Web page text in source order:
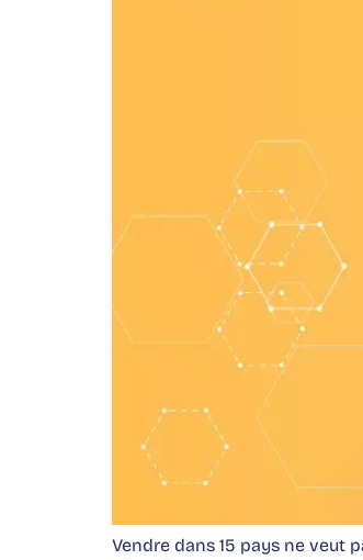
Vendre dans 15 pays ne veut